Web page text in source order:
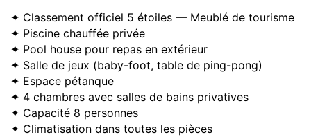
✦ Classement officiel 5 étoiles — Meublé de tourisme
✦ Piscine chauffée privée
✦ Pool house pour repas en extérieur
✦ Salle de jeux (baby-foot, table de ping-pong)
✦ Espace pétanque
✦ 4 chambres avec salles de bains privatives
✦ Capacité 8 personnes
✦ Climatisation dans toutes les pièces